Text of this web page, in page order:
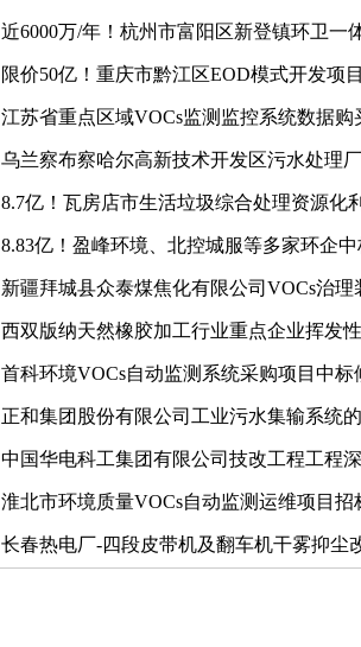
近6000万/年！杭州市富阳区新登镇环卫一
限价50亿！重庆市黔江区EOD模式开发项
江苏省重点区域VOCs监测监控系统数据
乌兰察布察哈尔高新技术开发区污水处理
8.7亿！瓦房店市生活垃圾综合处理资源化
8.83亿！盈峰环境、北控城服等多家环企中
新疆拜城县众泰煤焦化有限公司VOCs治
西双版纳天然橡胶加工行业重点企业挥发
首科环境VOCs自动监测系统采购项目中标
正和集团股份有限公司工业污水集输系统
中国华电科工集团有限公司技改工程工程
淮北市环境质量VOCs自动监测运维项目招
长春热电厂-四段皮带机及翻车机干雾抑尘